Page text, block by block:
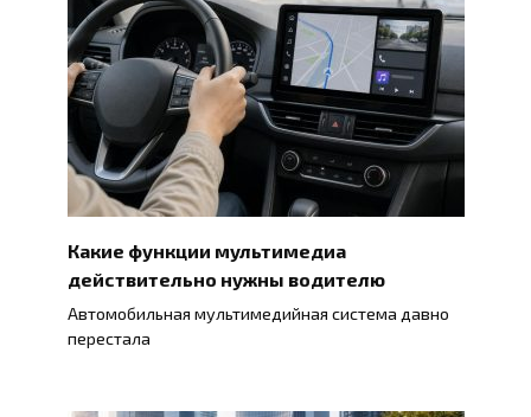
Какие функции мультимедиа
действительно нужны водителю
Автомобильная мультимедийная система давно
перестала